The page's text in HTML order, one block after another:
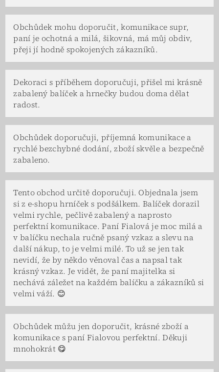
Obchůdek mohu doporučit, komunikace supr,
paní je ochotná a milá, šikovná, má můj obdiv,
přeji jí hodně spokojených zákazníků.
Dekoraci s příběhem doporučuji, přišel mi krásně
zabalený balíček a hrnečky budou doma dělat
radost.
Obchůdek doporučuji, příjemná komunikace a
rychlé bezchybné dodání, zboží skvěle a bezpečně
zabaleno.
Tento obchod určitě doporučuji. Objednala jsem
si z e-shopu hrníček s podšálkem. Balíček dorazil
velmi rychle, pečlivě zabalený a naprosto
perfektní komunikace. Paní Fialová je moc milá a
v balíčku nechala ručně psaný vzkaz a slevu na
další nákup, to je velmi milé. To už se jen tak
nevidí, že by někdo věnoval čas a napsal tak
krásný vzkaz. Je vidět, že paní majitelka si
nechává záležet na každém balíčku a zákazníků si
velmi váží. 😊
Obchůdek můžu jen doporučit, krásné zboží a
komunikace s paní Fialovou perfektní. Děkuji
mnohokrát 😋